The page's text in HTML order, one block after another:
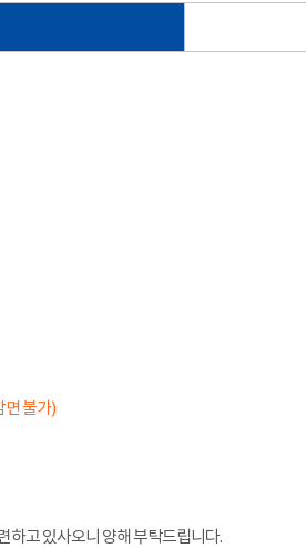
면 불가)
하고 있사오니 양해 부탁드립니다.